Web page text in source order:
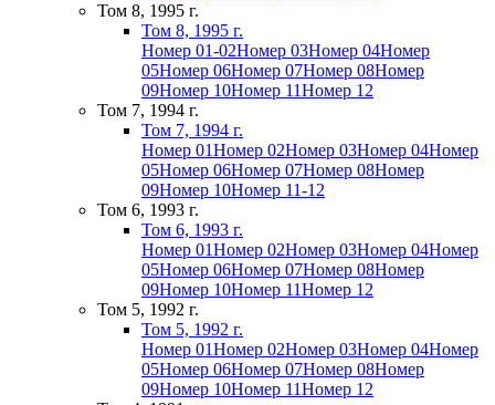
Том 8, 1995 г.
Том 8, 1995 г.
Номер 01-02Номер 03Номер 04Номер
05Номер 06Номер 07Номер 08Номер
09Номер 10Номер 11Номер 12
Том 7, 1994 г.
Том 7, 1994 г.
Номер 01Номер 02Номер 03Номер 04Номер
05Номер 06Номер 07Номер 08Номер
09Номер 10Номер 11-12
Том 6, 1993 г.
Том 6, 1993 г.
Номер 01Номер 02Номер 03Номер 04Номер
05Номер 06Номер 07Номер 08Номер
09Номер 10Номер 11Номер 12
Том 5, 1992 г.
Том 5, 1992 г.
Номер 01Номер 02Номер 03Номер 04Номер
05Номер 06Номер 07Номер 08Номер
09Номер 10Номер 11Номер 12